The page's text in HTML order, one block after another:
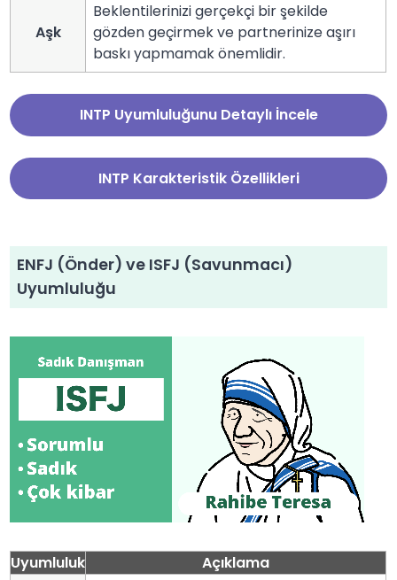
Aşk
Beklentilerinizi gerçekçi bir şekilde
gözden geçirmek ve partnerinize aşırı
baskı yapmamak önemlidir.
INTP Uyumluluğunu Detaylı İncele
INTP Karakteristik Özellikleri
ENFJ (Önder) ve ISFJ (Savunmacı)
Uyumluluğu
Uyumluluk Açıklama